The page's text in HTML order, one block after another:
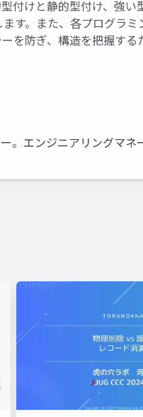
付けと静的型付け、強
す。また、各プログラ
を防ぎ、構造を把握す
。エンジニアリングマネ